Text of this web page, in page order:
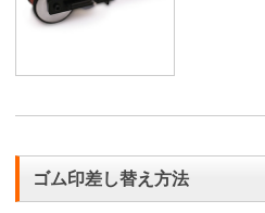
ゴム印差し替え方法